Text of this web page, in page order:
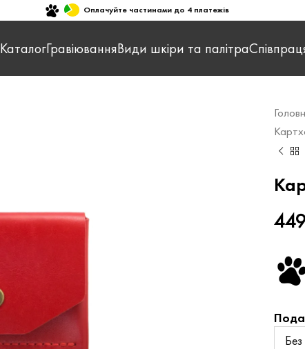
Оплачуйте частинами до 4 платежів
КаталогГравіюванняВиди шкіри та палітра